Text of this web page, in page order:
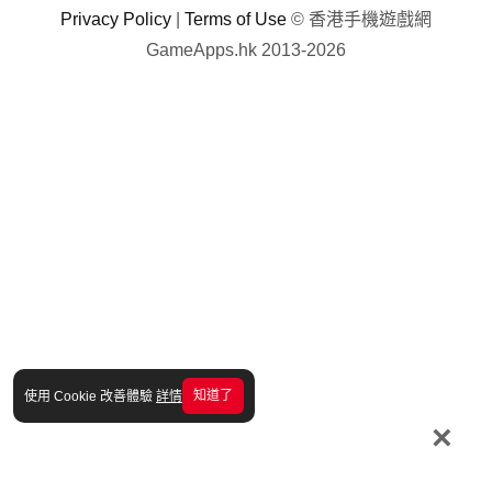
使用 Cookie 改善體驗 詳情 知道了
×
Privacy Policy
Terms of Use © 香港手機遊戲網
GameApps.hk 2013-2026